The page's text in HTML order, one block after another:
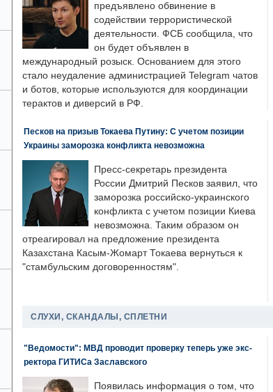
предъявлено обвинение в
содействии террористической
деятельности. ФСБ сообщила, что
он будет объявлен в
международный розыск. Основанием для этого
стало неудаление администрацией Telegram чатов
и ботов, которые используются для координации
терактов и диверсий в РФ.
Песков на призыв Токаева Путину: С учетом позиции
Украины заморозка конфликта невозможна
Пресс-секретарь президента
России Дмитрий Песков заявил, что
заморозка российско-украинского
конфликта с учетом позиции Киева
невозможна. Таким образом он
отреагировал на предложение президента
Казахстана Касым-Жомарт Токаева вернуться к
"стамбульским договоренностям".
СЛУХИ, СКАНДАЛЫ, СПЛЕТНИ
"Ведомости": МВД проводит проверку теперь уже экс-
ректора ГИТИСа Заславского
Появилась информация о том, что